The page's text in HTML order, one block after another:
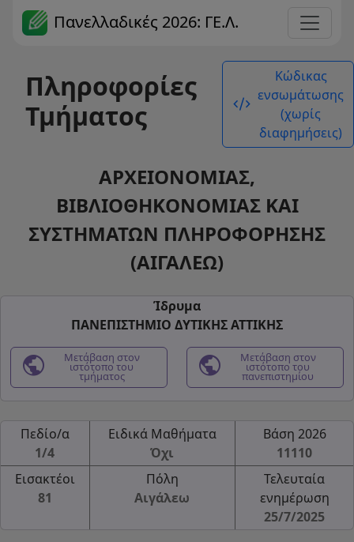
Πανελλαδικές 2026: ΓΕ.Λ.
Πληροφορίες
Τμήματος
code_xml
Κώδικας
ενσωμάτωσης
(χωρίς
διαφημήσεις)
ΑΡΧΕΙΟΝΟΜΙΑΣ,
ΒΙΒΛΙΟΘΗΚΟΝΟΜΙΑΣ ΚΑΙ
ΣΥΣΤΗΜΑΤΩΝ ΠΛΗΡΟΦΟΡΗΣΗΣ
(ΑΙΓΑΛΕΩ)
Ίδρυμα
ΠΑΝΕΠΙΣΤΗΜΙΟ ΔΥΤΙΚΗΣ ΑΤΤΙΚΗΣ
public Μετάβαση στον
ιστότοπο του
τμήματος public Μετάβαση στον
ιστότοπο του
πανεπιστημίου
Πεδίο/α
1/4
Ειδικά Μαθήματα
Όχι
Βάση 2026
11110
Εισακτέοι
81
Πόλη
Αιγάλεω
Τελευταία
ενημέρωση
25/7/2025